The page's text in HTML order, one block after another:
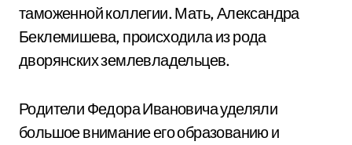
таможенной коллегии. Мать, Александра
Беклемишева, происходила из рода
дворянских землевладельцев.
Родители Федора Ивановича уделяли
большое внимание его образованию и